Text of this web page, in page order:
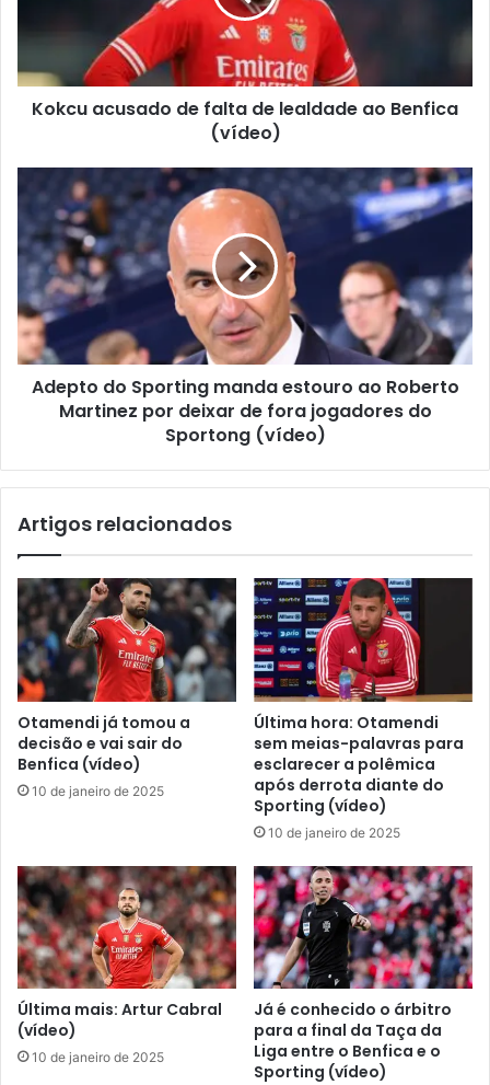
Kokcu acusado de falta de lealdade ao Benfica
(vídeo)
Adepto do Sporting manda estouro ao Roberto
Martinez por deixar de fora jogadores do
Sportong (vídeo)
Artigos relacionados
Otamendi já tomou a
decisão e vai sair do
Benfica (vídeo)
10 de janeiro de 2025
Última hora: Otamendi
sem meias-palavras para
esclarecer a polêmica
após derrota diante do
Sporting (vídeo)
10 de janeiro de 2025
Última mais: Artur Cabral
(vídeo)
10 de janeiro de 2025
Já é conhecido o árbitro
para a final da Taça da
Liga entre o Benfica e o
Sporting (vídeo)